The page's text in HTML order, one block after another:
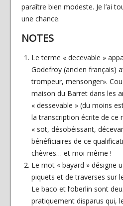
paraître bien modeste. Je l’ai
une chance.
NOTES
Le terme « decevable »
Godefroy (ancien français)
trompeur, mensonger».
maison du Barret dans les
« dessevable » (du moins
la transcription écrite de ce
« sot, désobéissant,
bénéficiaires de ce
chèvres… et moi-même !
Le mot « bayard » désigne
piquets et de traverses sur
Le baco et l’oberlin sont
pratiquement disparus qui,